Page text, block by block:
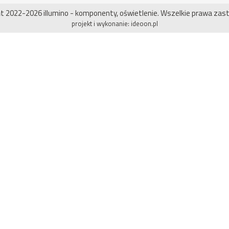
2022-2026 illumino - komponenty, oświetlenie. Wszelkie prawa
projekt i wykonanie: ideoon.pl